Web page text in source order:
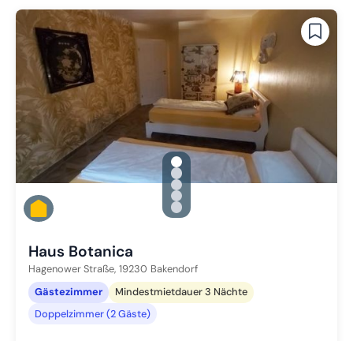
gallery.slide_selector
Zu Slide 1 wechseln
Zu Slide 2 wechseln
Zu Slide 3 wechseln
Zu Slide 4 wechseln
Zu Slide 5 wechseln
Haus Botanica
Hagenower Straße, 19230 Bakendorf
Gästezimmer
Mindestmietdauer 3 Nächte
Doppelzimmer (2 Gäste)